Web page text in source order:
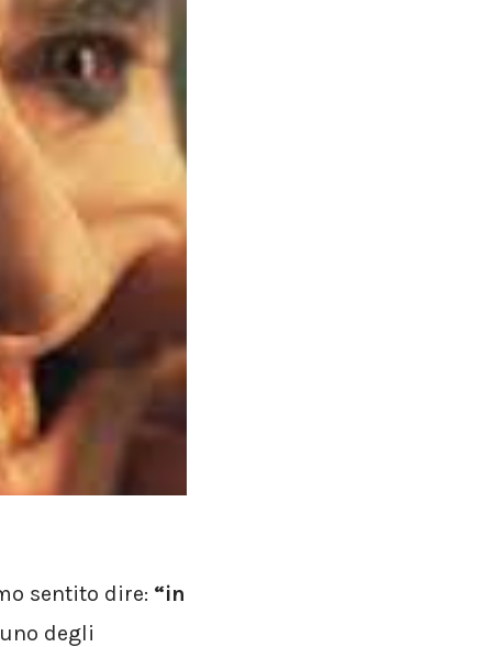
sentito dire: “in
degli